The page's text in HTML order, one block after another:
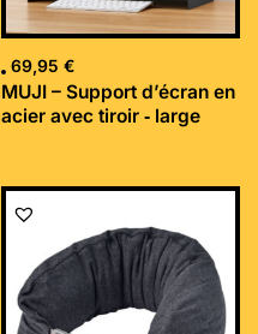
69,95 €
MUJI – Support d’écran en
acier avec tiroir ‐ large